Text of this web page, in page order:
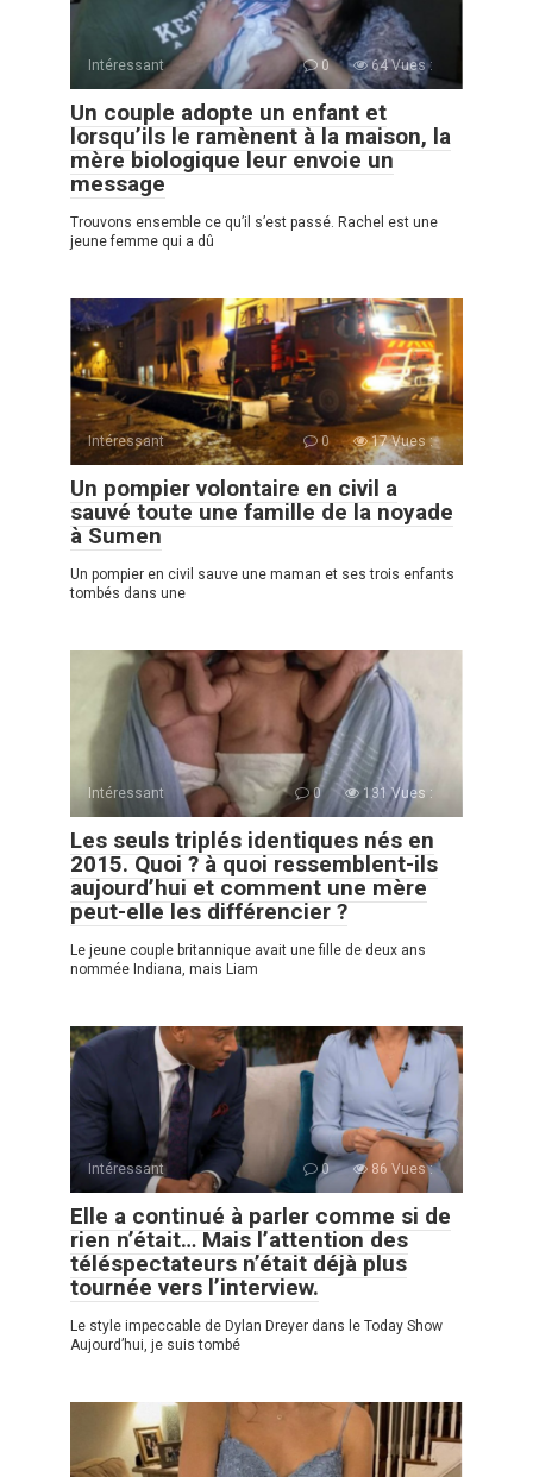
Intéressant 0 64 Vues :
Un couple adopte un enfant et
lorsqu’ils le ramènent à la maison, la
mère biologique leur envoie un
message
Trouvons ensemble ce qu’il s’est passé. Rachel est une
jeune femme qui a dû
Intéressant 0 17 Vues :
Un pompier volontaire en civil a
sauvé toute une famille de la noyade
à Sumen
Un pompier en сivil sauve une maman et ses trois enfants
tombés dans une
Intéressant 0 131 Vues :
Les seuls triplés identiques nés en
2015. Quoi ? à quoi ressemblent-ils
aujourd’hui et comment une mère
peut-elle les différencier ?
Le jeune couple britannique avait une fille de deux ans
nommée Indiana, mais Liam
Intéressant 0 86 Vues :
Elle a continué à parler comme si de
rien n’était… Mais l’attention des
téléspectateurs n’était déjà plus
tournée vers l’interview.
Le style impeccable de Dylan Dreyer dans le Today Show
Aujourd’hui, je suis tombé